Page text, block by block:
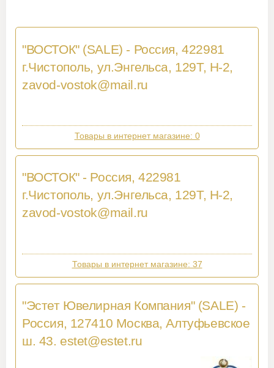
"ВОСТОК" (SALE) - Россия, 422981
г.Чистополь, ул.Энгельса, 129Т, Н-2,
zavod-vostok@mail.ru
Товары в интернет магазине: 0
"ВОСТОК" - Россия, 422981
г.Чистополь, ул.Энгельса, 129Т, Н-2,
zavod-vostok@mail.ru
Товары в интернет магазине: 37
"Эстет Ювелирная Компания" (SALE) -
Россия, 127410 Москва, Алтуфьевское
ш. 43. estet@estet.ru